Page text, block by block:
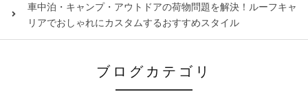
車中泊・キャンプ・アウトドアの荷物問題を解決！ルーフキャ
リアでおしゃれにカスタムするおすすめスタイル
ブログカテゴリ